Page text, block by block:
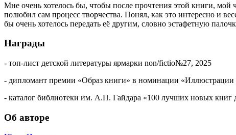
Мне очень хотелось бы, чтобы после прочтения этой книги, мой
полюбил сам процесс творчества. Понял, как это интересно и
бы очень хотелось передать её другим, словно эстафетную
Награды
- топ-лист детской литературы ярмарки non/fictio№27, 2025
- дипломант премии «Образ книги» в номинации
- каталог библиотеки им. А.П. Гайдара «100 лучших новых книг
Об авторе